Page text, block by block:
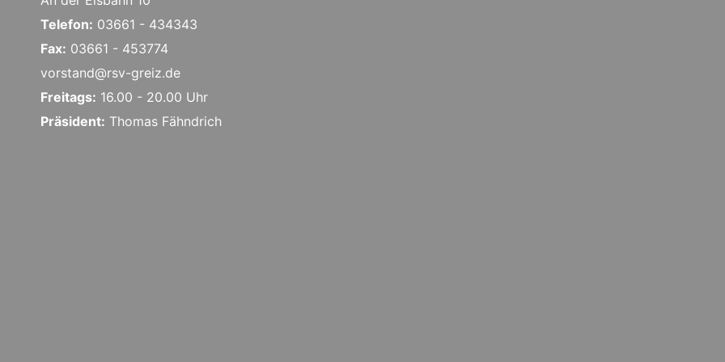
Telefon: 03661 - 434343
Fax: 03661 - 453774
vorstand@rsv-greiz.de
Freitags: 16.00 - 20.00 Uhr
Präsident: Thomas Fähndrich